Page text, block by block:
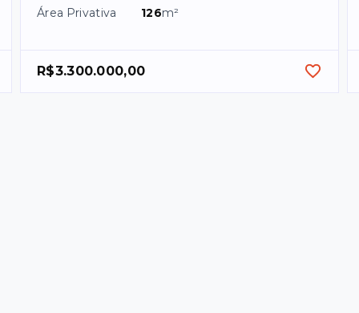
Área Privativa
126m²
R$3.300.000,00